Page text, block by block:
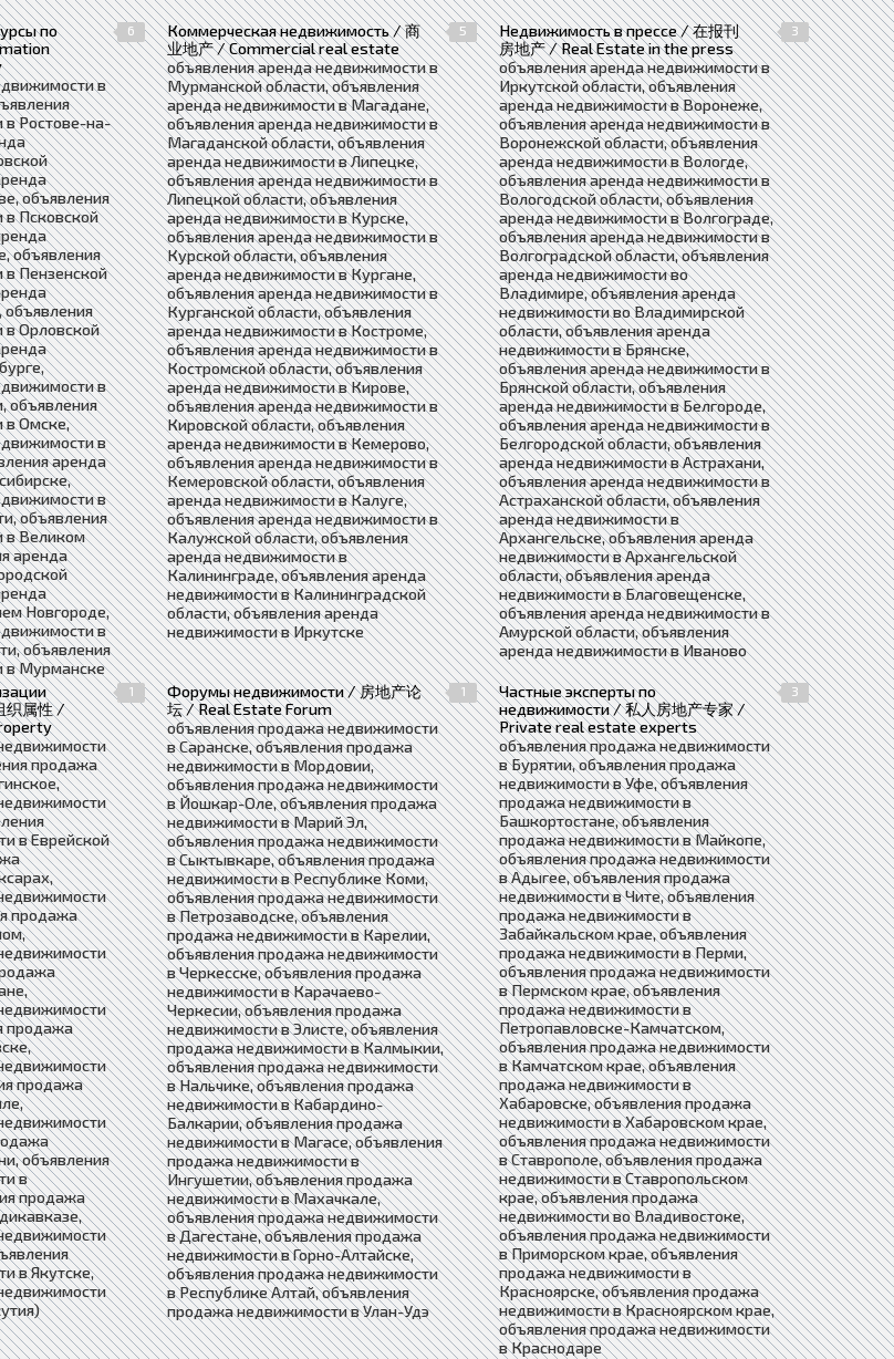
по
6
в
в Ростове-на-
объявления
Псковской
объявления
Пензенской
в Орловской
в
объявления
в Омске,
в
аренда
в
объявления
в Великом
аренда
Новгороде,
в
объявления
в Мурманске
Коммерческая недвижимость / 商
业地产 / Commercial real estate
5
объявления аренда недвижимости в
Мурманской области, объявления
аренда недвижимости в Магадане,
объявления аренда недвижимости в
Магаданской области, объявления
аренда недвижимости в Липецке,
объявления аренда недвижимости в
Липецкой области, объявления
аренда недвижимости в Курске,
объявления аренда недвижимости в
Курской области, объявления
аренда недвижимости в Кургане,
объявления аренда недвижимости в
Курганской области, объявления
аренда недвижимости в Костроме,
объявления аренда недвижимости в
Костромской области, объявления
аренда недвижимости в Кирове,
объявления аренда недвижимости в
Кировской области, объявления
аренда недвижимости в Кемерово,
объявления аренда недвижимости в
Кемеровской области, объявления
аренда недвижимости в Калуге,
объявления аренда недвижимости в
Калужской области, объявления
аренда недвижимости в
Калининграде, объявления аренда
недвижимости в Калининградской
области, объявления аренда
недвижимости в Иркутске
Недвижимость в прессе / 在报刊
房地产 / Real Estate in the press
3
объявления аренда недвижимости в
Иркутской области, объявления
аренда недвижимости в Воронеже,
объявления аренда недвижимости в
Воронежской области, объявления
аренда недвижимости в Вологде,
объявления аренда недвижимости в
Вологодской области, объявления
аренда недвижимости в Волгограде,
объявления аренда недвижимости в
Волгоградской области, объявления
аренда недвижимости во
Владимире, объявления аренда
недвижимости во Владимирской
области, объявления аренда
недвижимости в Брянске,
объявления аренда недвижимости в
Брянской области, объявления
аренда недвижимости в Белгороде,
объявления аренда недвижимости в
Белгородской области, объявления
аренда недвижимости в Астрахани,
объявления аренда недвижимости в
Астраханской области, объявления
аренда недвижимости в
Архангельске, объявления аренда
недвижимости в Архангельской
области, объявления аренда
недвижимости в Благовещенске,
объявления аренда недвижимости в
Амурской области, объявления
аренда недвижимости в Иваново
织属性 /
1
продажа
в Еврейской
продажа
продажа
продажа
объявления
в
продажа
в Якутске,
Форумы недвижимости / 房地产论
坛 / Real Estate Forum
1
объявления продажа недвижимости
в Саранске, объявления продажа
недвижимости в Мордовии,
объявления продажа недвижимости
в Йошкар-Оле, объявления продажа
недвижимости в Марий Эл,
объявления продажа недвижимости
в Сыктывкаре, объявления продажа
недвижимости в Республике Коми,
объявления продажа недвижимости
в Петрозаводске, объявления
продажа недвижимости в Карелии,
объявления продажа недвижимости
в Черкесске, объявления продажа
недвижимости в Карачаево-
Черкесии, объявления продажа
недвижимости в Элисте, объявления
продажа недвижимости в Калмыкии,
объявления продажа недвижимости
в Нальчике, объявления продажа
недвижимости в Кабардино-
Балкарии, объявления продажа
недвижимости в Магасе, объявления
продажа недвижимости в
Ингушетии, объявления продажа
недвижимости в Махачкале,
объявления продажа недвижимости
в Дагестане, объявления продажа
недвижимости в Горно-Алтайске,
объявления продажа недвижимости
в Республике Алтай, объявления
продажа недвижимости в Улан-Удэ
Частные эксперты по
недвижимости / 私人房地产专家 /
Private real estate experts
3
объявления продажа недвижимости
в Бурятии, объявления продажа
недвижимости в Уфе, объявления
продажа недвижимости в
Башкортостане, объявления
продажа недвижимости в Майкопе,
объявления продажа недвижимости
в Адыгее, объявления продажа
недвижимости в Чите, объявления
продажа недвижимости в
Забайкальском крае, объявления
продажа недвижимости в Перми,
объявления продажа недвижимости
в Пермском крае, объявления
продажа недвижимости в
Петропавловске-Камчатском,
объявления продажа недвижимости
в Камчатском крае, объявления
продажа недвижимости в
Хабаровске, объявления продажа
недвижимости в Хабаровском крае,
объявления продажа недвижимости
в Ставрополе, объявления продажа
недвижимости в Ставропольском
крае, объявления продажа
недвижимости во Владивостоке,
объявления продажа недвижимости
в Приморском крае, объявления
продажа недвижимости в
Красноярске, объявления продажа
недвижимости в Красноярском крае,
объявления продажа недвижимости
в Краснодаре